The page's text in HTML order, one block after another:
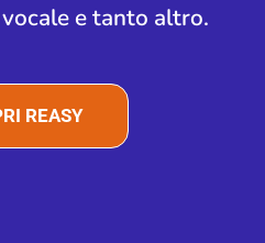
e tanto altro.
REASY